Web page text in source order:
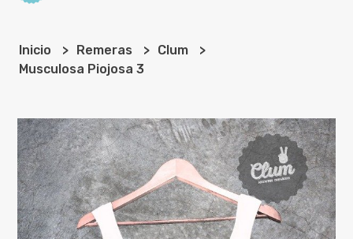
Inicio Remeras
Clum
Musculosa Piojosa 3